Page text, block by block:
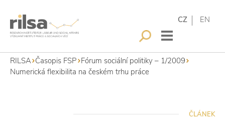
CZ EN
RILSA Časopis FSP Fórum sociální politiky – 1/2009
Numerická flexibilita na českém trhu práce
ČLÁNEK